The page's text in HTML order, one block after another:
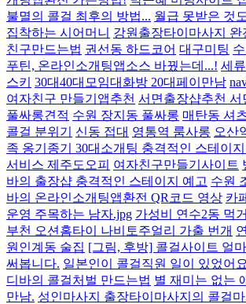
불멸의 콜걸 최후의 방법... 월급 못받은 것
집착하는 시어머니 강원출장타이마사지
친구만드는법 권선동 하드코어 대구미팅
푸틴, 온라인소개팅앱소스 바꿨는데...! 세
스키
30대40대모임대화방 20대페이만남
여자친구 만들기앱추천 서면출장샵추천 서
풀싸롱견적 수원 장지동 풀싸롱 매탄동 셔
콜걸 분위기
신동 접대 영통역 룸사롱 오산
족 옹기종기 30대소개팅 충격적인 스테이
서비스 제주도오피 여자친구만들기사이트
바의 출장샵 충격적인 스테이지 예고 수원
바의 온라인소개팅앱환전 QR코드 영상 카
운영 주목하는 남자.jpg 가성비 연수2동 먹
부천 오션홈타이 나비토주얼리 가출 번개
원인계동 술집 [그림, 후방] 콜걸사이트 얼
써봅니다. 일본인이 콜걸직원 일이 있었어
디바의 콜걸처벌 만드는법 별 재미는 없는
만남. 성인마사지 출장타이마사지의 콜걸마